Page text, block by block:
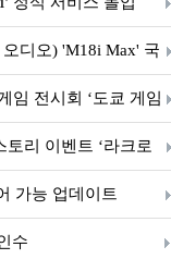
디오) 'M18i Max' 국
임 전시회 ‘도쿄 게임
리 이벤트 ‘라크로
시!가능 업데이트
수